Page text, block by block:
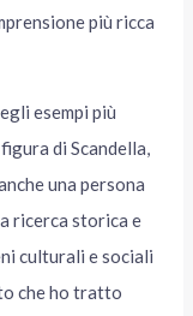
più ricca
esempi più
di Scandella,
una persona
ricerca storica e
culturali e sociali
che ho tratto